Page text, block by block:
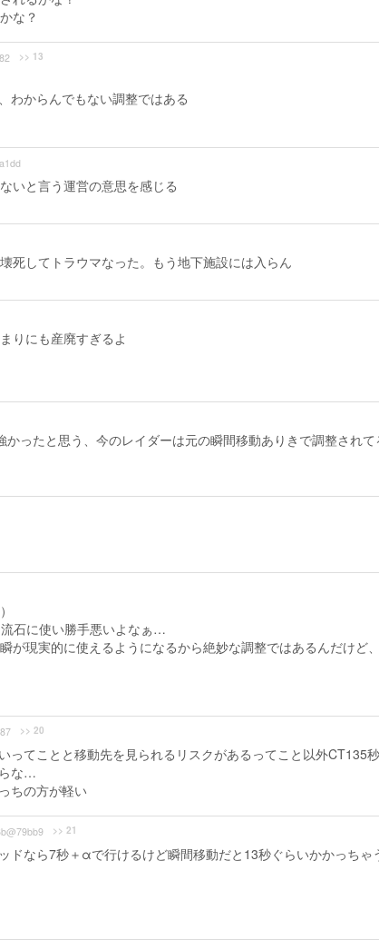
な？
>> 13
わからんでもない調整ではある
いと言う運営の意思を感じる
死してトラウマなった。もう地下施設には入らん
りにも産廃すぎるよ
ったと思う、今のレイダーは元の瞬間移動ありきで調整されて
石に使い勝手悪いよなぁ…
が現実的に使えるようになるから絶妙な調整ではあるんだけど
>> 20
ってことと移動先を見られるリスクがあるってこと以外CT135
な…
ちの方が軽い
>> 21
ドなら7秒＋αで行けるけど瞬間移動だと13秒ぐらいかかっちゃ